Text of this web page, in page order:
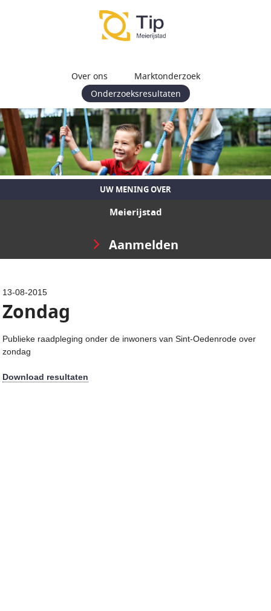
Over ons
Marktonderzoek
Onderzoeksresultaten
UW MENING OVER
Meierijstad
Aanmelden
13-08-2015
Zondag
Publieke raadpleging onder de inwoners van Sint-Oedenrode over
zondag
Download resultaten